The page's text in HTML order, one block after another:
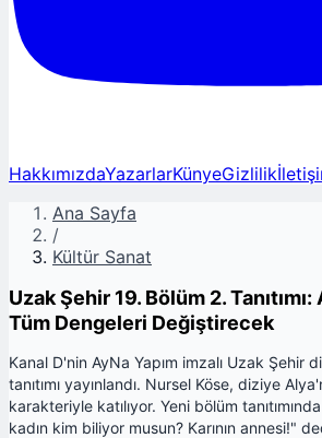
HakkımızdaYazarlarKünyeGizlilik
Ana Sayfa
/
Kültür Sanat
Uzak Şehir 19. Bölüm 2.
Tüm Dengeleri Değiştirecek
Kanal D'nin AyNa Yapım imzalı Uzak Şehir
tanıtımı yayınlandı. Nursel Köse, diziye
karakteriyle katılıyor. Yeni bölüm
kadın kim biliyor musun? Karının annesi!"